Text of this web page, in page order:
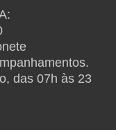
das 07h às 23